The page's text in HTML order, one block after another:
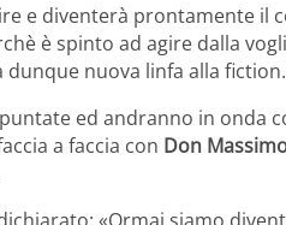
e diventerà prontamente il
è spinto ad agire dalla
dunque nuova linfa alla fiction.
ed andranno in onda
a faccia con Don